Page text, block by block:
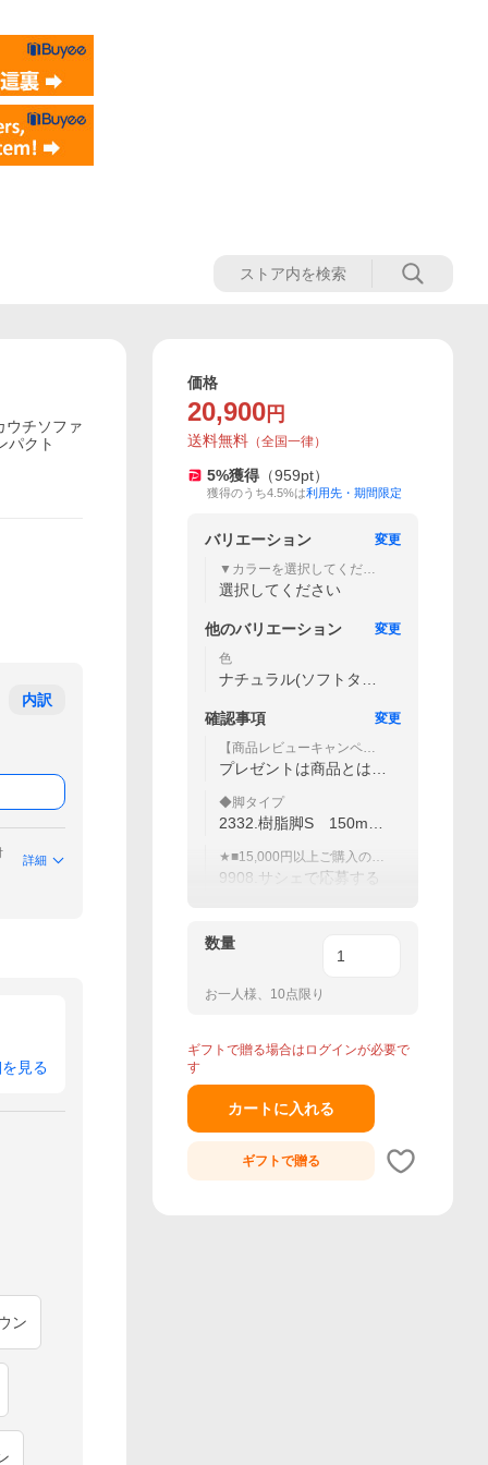
ウチソファ
パクト
内訳
詳細
見る
ン
価格
20,900 円
送料無料 （全国一律）
5%獲得 （959pt）
獲得のうち4.5%は利用先・期間限定
バリエーション
変更
▼カラーを選択してくださ
い。
選択してください
他のバリエーション
変更
色
ナチュラル(ソフトタイ
確認事項
変更
【商品レビューキャンペー
ン応募について】
プレゼントは商品とは別
◆脚タイプ
2332.樹脂脚S 150mm
★■15,000円以上ご購入の方
対象レビューキャンペーン
9908.サシェで応募する
数量
お一人様、10点限り
ギフトで贈る場合はログインが必要で
す
カートに入れる
ギフトで贈る